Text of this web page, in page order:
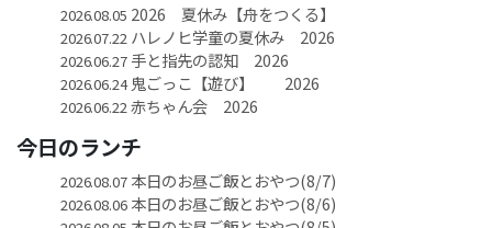
2026.08.05 2026 夏休み【舟をつくる】
2026.07.22 ハレノヒ学童の夏休み 2026
2026.06.27手と指先の認知 2026
2026.06.24鬼ごっこ【遊び】 2026
2026.06.22赤ちゃん会 2026
今日のランチ
2026.08.07本日のお昼ご飯とおやつ(8/7)
2026.08.06本日のお昼ご飯とおやつ(8/6)